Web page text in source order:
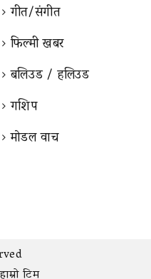
गीत/संगीत
फिल्मी खबर
बलिउड / हलिउड
गशिप
माेडल वाच